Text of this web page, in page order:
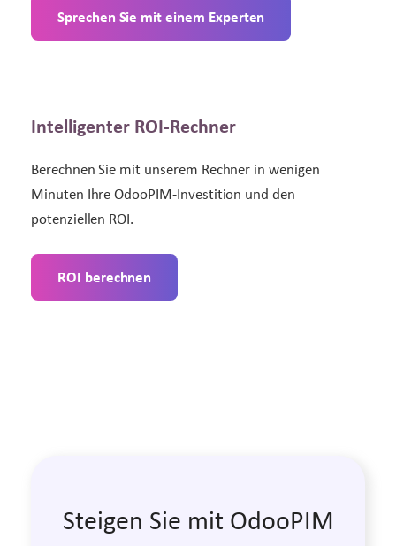
Sprechen Sie mit einem Experten
Intelligenter ROI-Rechner
Berechnen Sie mit unserem Rechner in wenigen
Minuten Ihre OdooPIM-Investition und den
potenziellen ROI.
ROI berechnen
Steigen Sie mit OdooPIM